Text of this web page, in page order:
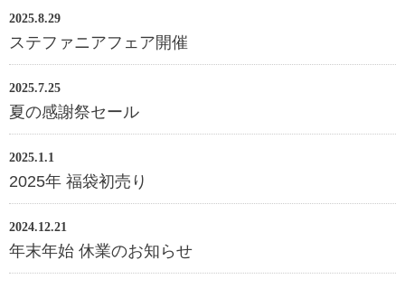
2025.8.29
ステファニアフェア開催
2025.7.25
夏の感謝祭セール
2025.1.1
2025年 福袋初売り
2024.12.21
年末年始 休業のお知らせ